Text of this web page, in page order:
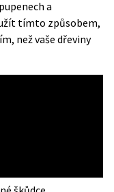
a
tímto způsobem,
než vaše dřeviny